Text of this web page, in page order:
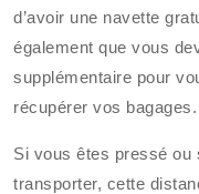
d’avoir une navette
également que vous
supplémentaire pour
récupérer vos bagages.
Si vous êtes pressé ou
transporter, cette